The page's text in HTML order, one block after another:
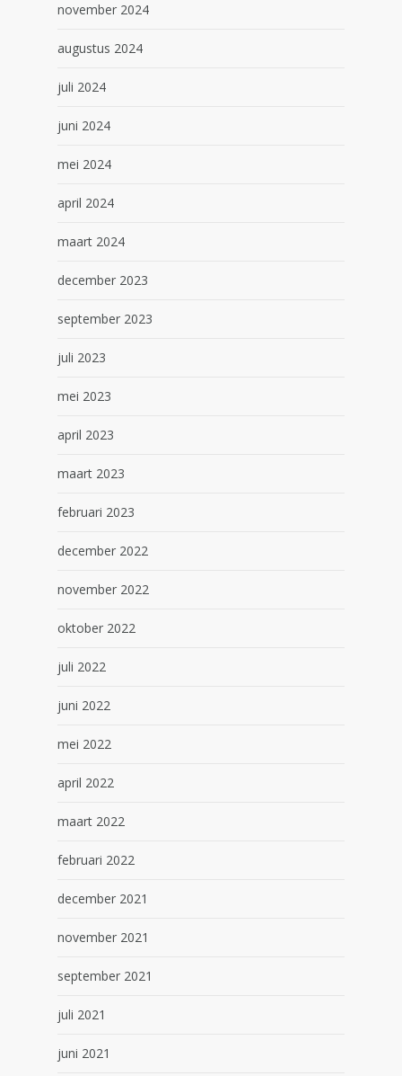
november 2024
augustus 2024
juli 2024
juni 2024
mei 2024
april 2024
maart 2024
december 2023
september 2023
juli 2023
mei 2023
april 2023
maart 2023
februari 2023
december 2022
november 2022
oktober 2022
juli 2022
juni 2022
mei 2022
april 2022
maart 2022
februari 2022
december 2021
november 2021
september 2021
juli 2021
juni 2021